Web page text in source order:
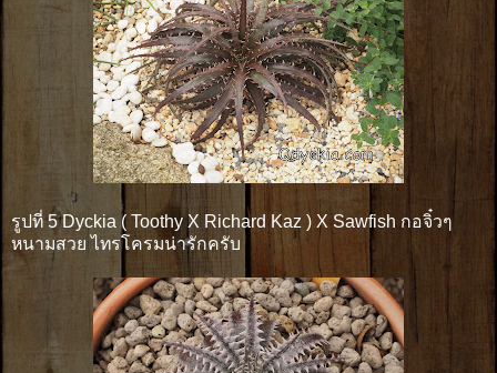
รูปที่ 5 Dyckia ( Toothy X Richard Kaz ) X Sawfish กอจิ๋วๆ
หนามสวย ไทรโครมน่ารักครับ